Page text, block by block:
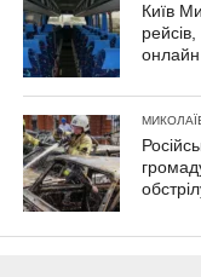
Київ
онлайн